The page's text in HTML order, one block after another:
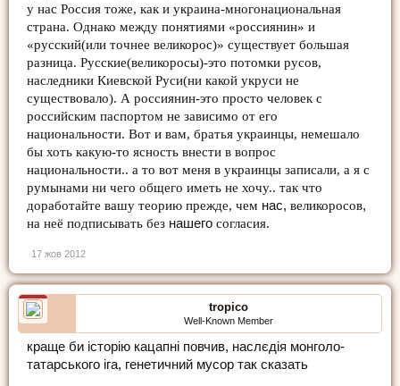
у нас Россия тоже, как и украина-многонациональная
страна. Однако между понятиями «россиянин» и
«русский(или точнее великорос)» существует большая
разница. Русские(великоросы)-это потомки русов,
наследники Киевской Руси(ни какой укруси не
существовало). А россиянин-это просто человек с
российским паспортом не зависимо от его
национальности. Вот и вам, братья украинцы, немешало
бы хоть какую-то ясность внести в вопрос
национальности.. а то вот меня в украинцы записали, а я с
румынами ни чего общего иметь не хочу.. так что
доработайте вашу теорию прежде, чем нас, великоросов,
на неё подписывать без нашего согласия.
17 жов 2012
tropico
Well-Known Member
краще би історію кацапні повчив, наслєдія монголо-
татарського іга, генетичний мусор так сказать